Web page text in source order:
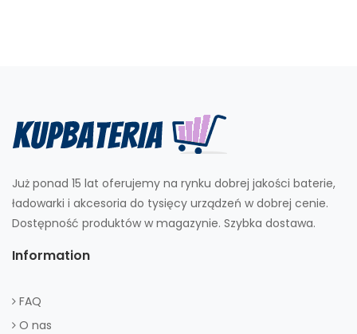
Już ponad 15 lat oferujemy na rynku dobrej jakości baterie,
ładowarki i akcesoria do tysięcy urządzeń w dobrej cenie.
Dostępność produktów w magazynie. Szybka dostawa.
Information
FAQ
O nas